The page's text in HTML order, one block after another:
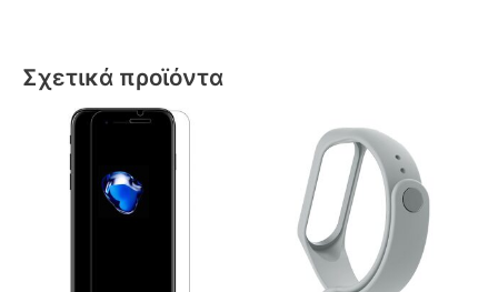
Σχετικά προϊόντα